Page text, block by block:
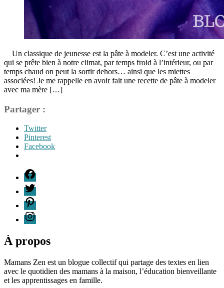
Un classique de jeunesse est la pâte à modeler. C’est une activité
qui se prête bien à notre climat, par temps froid à l’intérieur, ou par
temps chaud on peut la sortir dehors… ainsi que les miettes
associées! Je me rappelle en avoir fait une recette de pâte à modeler
avec ma mère […]
Partager :
Twitter
Pinterest
Facebook
Étiquettes
activité
en
famille
alternative
play
blog
de
à
la
maison,
F
T
P
I
À propos
Mamans Zen est un blogue collectif qui partage des textes en lien
avec le quotidien des mamans à la maison, l’éducation bienveillante
et les apprentissages en famille.